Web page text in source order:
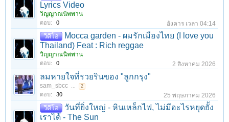
Lyrics Video
วิญญาณนิพพาน
ตอบ: 0 อังคาร เวลา 04:14
วีดีโอ
Mocca garden - ผมรักเมืองไทย (I love you
Thailand) Feat : Rich reggae
วิญญาณนิพพาน
ตอบ: 0 2 สิงหาคม 2026
ลมหายใจที่รวยรินของ "ลูกกรุง"
sam_sbcc ... 2
ตอบ: 30 25 พฤษภาคม 2026
วีดีโอ
วันที่ยิ่งใหญ่ - หินเหล็กไฟ, ไม่มีอะไรหยุดยั้ง
เราได้ - The Sun